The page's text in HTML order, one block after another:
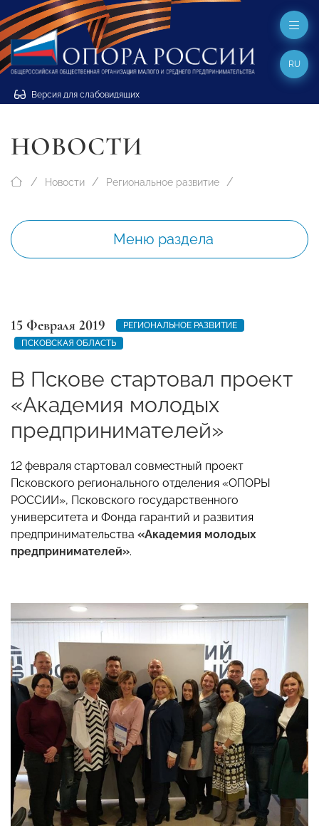
Версия для слабовидящих
RU
НОВОСТИ
Новости Региональное развитие
Меню раздела
15 Февраля 2019
РЕГИОНАЛЬНОЕ РАЗВИТИЕ
ПСКОВСКАЯ ОБЛАСТЬ
В Пскове стартовал проект
«Академия молодых
предпринимателей»
12 февраля стартовал совместный проект
Псковского регионального отделения «ОПОРЫ
РОССИИ», Псковского государственного
университета и Фонда гарантий и развития
предпринимательства «Академия молодых
предпринимателей».